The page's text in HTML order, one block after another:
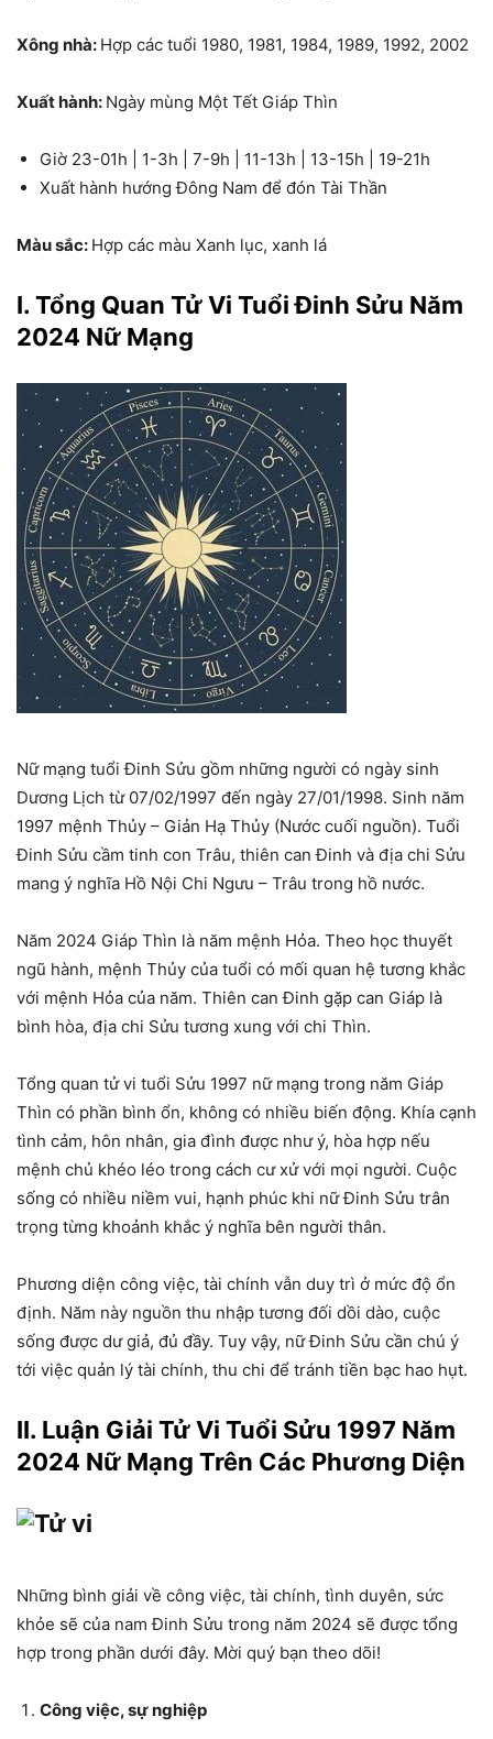
Xông nhà: Hợp các tuổi 1980, 1981, 1984, 1989, 1992, 2002
Xuất hành: Ngày mùng Một Tết Giáp Thìn
Giờ 23-01h | 1-3h | 7-9h | 11-13h | 13-15h | 19-21h
Xuất hành hướng Đông Nam để đón Tài Thần
Màu sắc: Hợp các màu Xanh lục, xanh lá
I. Tổng Quan Tử Vi Tuổi Đinh Sửu Năm
2024 Nữ Mạng
Nữ mạng tuổi Đinh Sửu gồm những người có ngày sinh
Dương Lịch từ 07/02/1997 đến ngày 27/01/1998. Sinh năm
1997 mệnh Thủy – Giản Hạ Thủy (Nước cuối nguồn). Tuổi
Đinh Sửu cầm tinh con Trâu, thiên can Đinh và địa chi Sửu
mang ý nghĩa Hồ Nội Chi Ngưu – Trâu trong hồ nước.
Năm 2024 Giáp Thìn là năm mệnh Hỏa. Theo học thuyết
ngũ hành, mệnh Thủy của tuổi có mối quan hệ tương khắc
với mệnh Hỏa của năm. Thiên can Đinh gặp can Giáp là
bình hòa, địa chi Sửu tương xung với chi Thìn.
Tổng quan tử vi tuổi Sửu 1997 nữ mạng trong năm Giáp
Thìn có phần bình ổn, không có nhiều biến động. Khía cạnh
tình cảm, hôn nhân, gia đình được như ý, hòa hợp nếu
mệnh chủ khéo léo trong cách cư xử với mọi người. Cuộc
sống có nhiều niềm vui, hạnh phúc khi nữ Đinh Sửu trân
trọng từng khoảnh khắc ý nghĩa bên người thân.
Phương diện công việc, tài chính vẫn duy trì ở mức độ ổn
định. Năm này nguồn thu nhập tương đối dồi dào, cuộc
sống được dư giả, đủ đầy. Tuy vậy, nữ Đinh Sửu cần chú ý
tới việc quản lý tài chính, thu chi để tránh tiền bạc hao hụt.
II. Luận Giải Tử Vi Tuổi Sửu 1997 Năm
2024 Nữ Mạng Trên Các Phương Diện
Những bình giải về công việc, tài chính, tình duyên, sức
khỏe sẽ của nam Đinh Sửu trong năm 2024 sẽ được tổng
hợp trong phần dưới đây. Mời quý bạn theo dõi!
Công việc, sự nghiệp